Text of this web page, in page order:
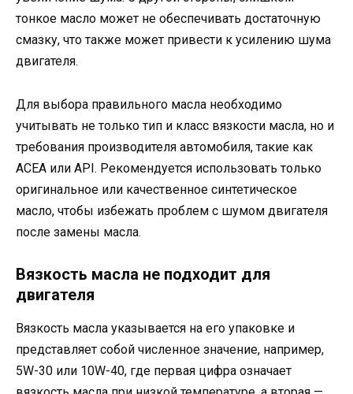
тонкое масло может не обеспечивать достаточную
смазку, что также может привести к усилению шума
двигателя.
Для выбора правильного масла необходимо
учитывать не только тип и класс вязкости масла, но и
требования производителя автомобиля, такие как
ACEA или API. Рекомендуется использовать только
оригинальное или качественное синтетическое
масло, чтобы избежать проблем с шумом двигателя
после замены масла.
Вязкость масла не подходит для
двигателя
Вязкость масла указывается на его упаковке и
представляет собой численное значение, например,
5W-30 или 10W-40, где первая цифра означает